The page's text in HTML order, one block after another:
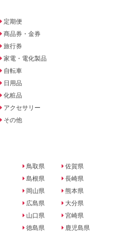
定期便
商品券・金券
旅行券
家電・電化製品
自転車
日用品
化粧品
アクセサリー
その他
鳥取県
島根県
岡山県
広島県
山口県
徳島県
佐賀県
長崎県
熊本県
大分県
宮崎県
鹿児島県